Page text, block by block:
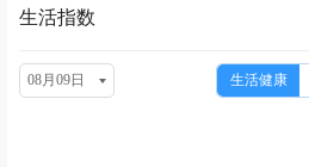
生活指数
08月09日 生活健康